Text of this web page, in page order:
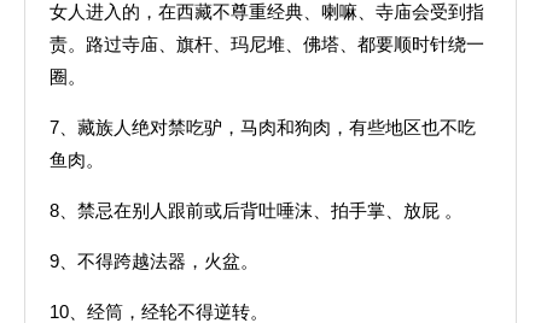
女人进入的，在西藏不尊重经典、喇嘛、寺庙会受到指
责。路过寺庙、旗杆、玛尼堆、佛塔、都要顺时针绕一
圈。
7、藏族人绝对禁吃驴，马肉和狗肉，有些地区也不吃
鱼肉。
8、禁忌在别人跟前或后背吐唾沫、拍手掌、放屁 。
9、不得跨越法器，火盆。
10、经筒，经轮不得逆转。